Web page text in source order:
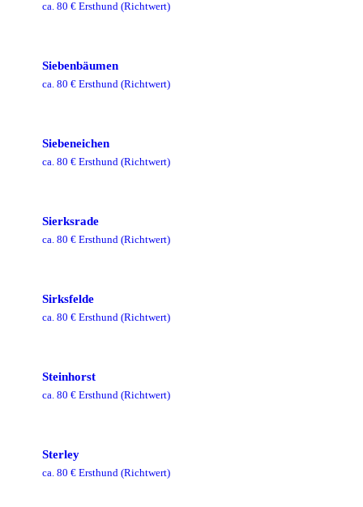
ca. 80 € Ersthund (Richtwert)
Siebenbäumen
ca. 80 € Ersthund (Richtwert)
Siebeneichen
ca. 80 € Ersthund (Richtwert)
Sierksrade
ca. 80 € Ersthund (Richtwert)
Sirksfelde
ca. 80 € Ersthund (Richtwert)
Steinhorst
ca. 80 € Ersthund (Richtwert)
Sterley
ca. 80 € Ersthund (Richtwert)